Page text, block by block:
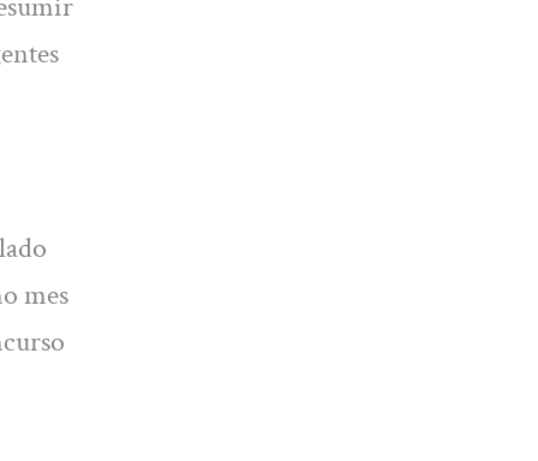
mes